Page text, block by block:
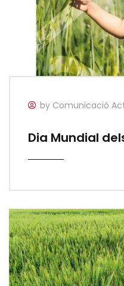
by Comunicació
Dia Mundial